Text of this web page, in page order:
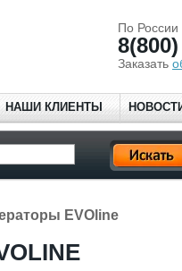
По России
Заказать
НАШИ КЛИЕНТЫ
EVOline